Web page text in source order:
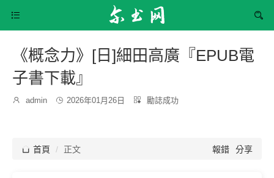


《概念力》[日]細田高廣『EPUB電
子書下載』

博
admin  發
2026年01月26日 
分
勵誌成功
 首頁 正文 報錯 分享